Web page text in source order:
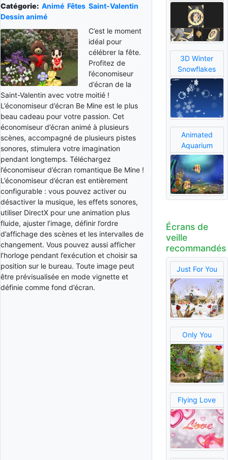
Catégorie: Animé Fêtes Saint-Valentin
Dessin animé
C’est le moment
idéal pour
célébrer la fête.
Profitez de
l’économiseur
d’écran de la
Saint-Valentin avec votre moitié !
L’économiseur d’écran Be Mine est le plus
beau cadeau pour votre passion. Cet
économiseur d’écran animé à plusieurs
scènes, accompagné de plusieurs pistes
sonores, stimulera votre imagination
pendant longtemps. Téléchargez
l’économiseur d’écran romantique Be Mine !
L’économiseur d’écran est entièrement
configurable : vous pouvez activer ou
désactiver la musique, les effets sonores,
utiliser DirectX pour une animation plus
fluide, ajuster l’image, définir l’ordre
d’affichage des scènes et les intervalles de
changement. Vous pouvez aussi afficher
l’horloge pendant l’exécution et choisir sa
position sur le bureau. Toute image peut
être prévisualisée en mode vignette et
définie comme fond d’écran.
3D Winter
Snowflakes
Animated
Aquarium
Écrans de
veille
recommandés
Just For You
Only You
Flying Love